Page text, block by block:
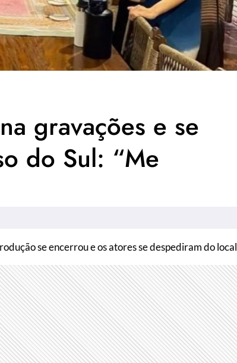
gravações e se
do Sul: “Me
se encerrou e os atores se despediram do local